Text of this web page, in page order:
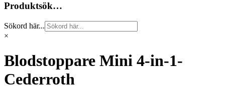
Produktsök…
Sökord här...
×
Blodstoppare Mini 4-in-1-
Cederroth